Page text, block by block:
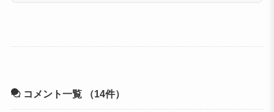
コメント一覧 （14件）